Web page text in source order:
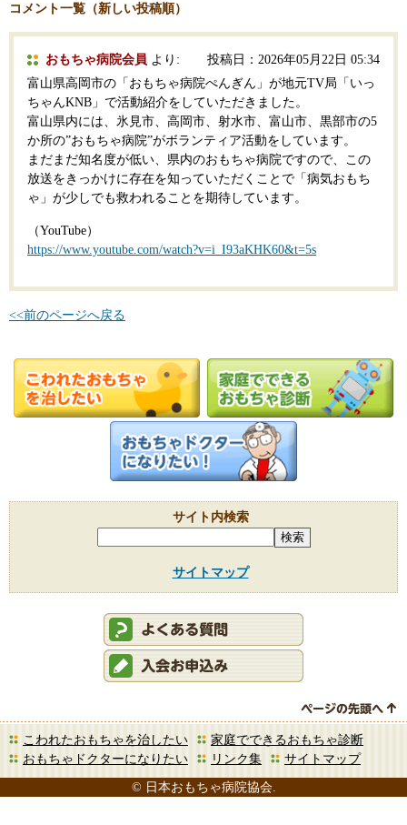
コメント一覧（新しい投稿順）
おもちゃ病院会員 より:
投稿日：2026年05月22日 05:34
富山県高岡市の「おもちゃ病院ぺんぎん」が地元TV局「いっ
ちゃんKNB」で活動紹介をしていただきました。
富山県内には、氷見市、高岡市、射水市、富山市、黒部市の5
か所の”おもちゃ病院”がボランティア活動をしています。
まだまだ知名度が低い、県内のおもちゃ病院ですので、この
放送をきっかけに存在を知っていただくことで「病気おもち
ゃ」が少しでも救われることを期待しています。
（YouTube）
https://www.youtube.com/watch?v=i_I93aKHK60&t=5s
<<前のページへ戻る
サイト内検索
サイトマップ
こわれたおもちゃを治したい
家庭でできるおもちゃ診断
おもちゃドクターになりたい
リンク集
サイトマップ
© 日本おもちゃ病院協会.